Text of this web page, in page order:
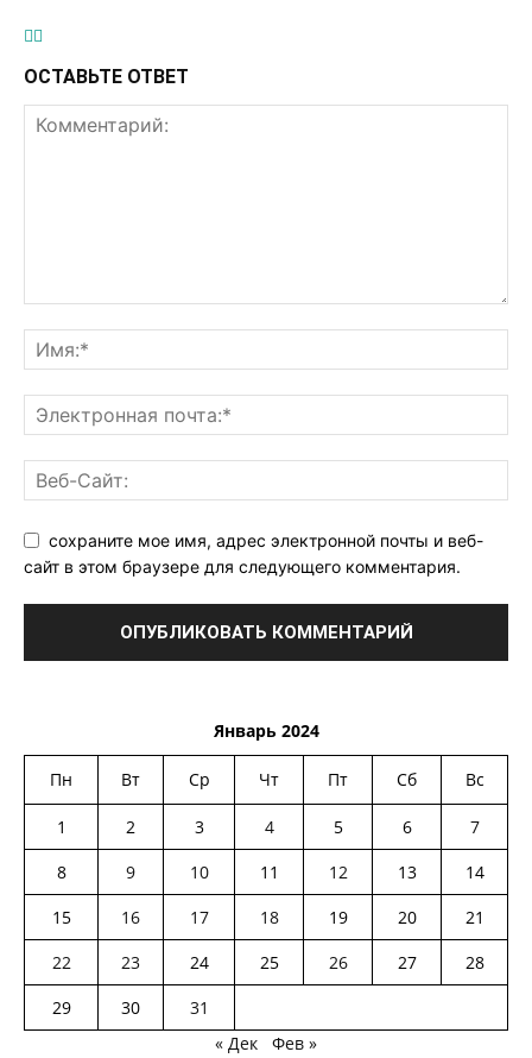
ОСТАВЬТЕ ОТВЕТ
сохраните мое имя, адрес электронной почты и веб-
сайт в этом браузере для следующего комментария.
Январь 2024
Пн Вт Ср Чт Пт Сб Вс
1 2 3 4 5 6
7
8
9 10 11 12 13
14
15
16 17 18 19 20
21
22
23 24 25 26 27
28
29
30
31
« Дек
Фев »